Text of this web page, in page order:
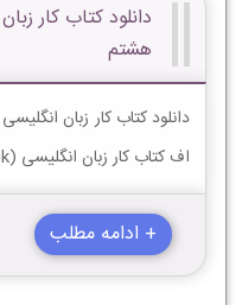
هشتم
اف کتاب کار زبان انگلیسی (Work Book) هشتم 1404-1405
+ ادامه مطلب